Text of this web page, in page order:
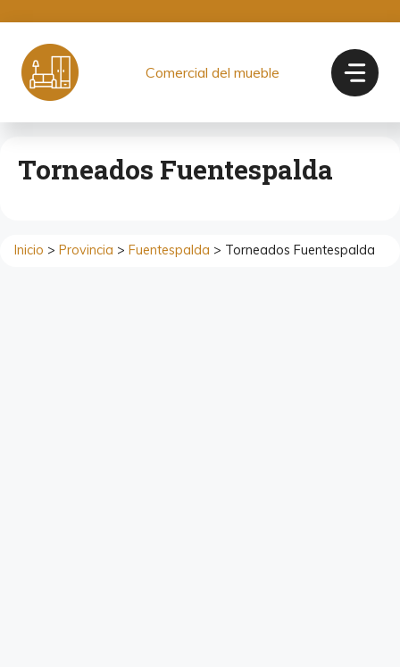
contenido
Comercial del mueble
Torneados Fuentespalda
Inicio > Provincia > Fuentespalda > Torneados Fuentespalda